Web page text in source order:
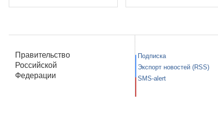
Правительство
Российской
Федерации
Подписка
Экспорт новостей (RSS)
SMS-alert